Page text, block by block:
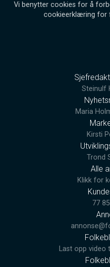
Vi benytter cookies for å
cookieerklæring for
Steinulf
Maria
Kirsti
Trond
Alle
Klikk for
77
Last opp video